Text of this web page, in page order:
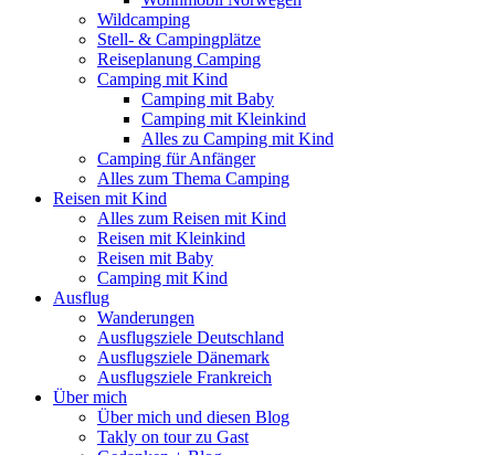
Wildcamping
Stell- & Campingplätze
Reiseplanung Camping
Camping mit Kind
Camping mit Baby
Camping mit Kleinkind
Alles zu Camping mit Kind
Camping für Anfänger
Alles zum Thema Camping
Reisen mit Kind
Alles zum Reisen mit Kind
Reisen mit Kleinkind
Reisen mit Baby
Camping mit Kind
Ausflug
Wanderungen
Ausflugsziele Deutschland
Ausflugsziele Dänemark
Ausflugsziele Frankreich
Über mich
Über mich und diesen Blog
Takly on tour zu Gast